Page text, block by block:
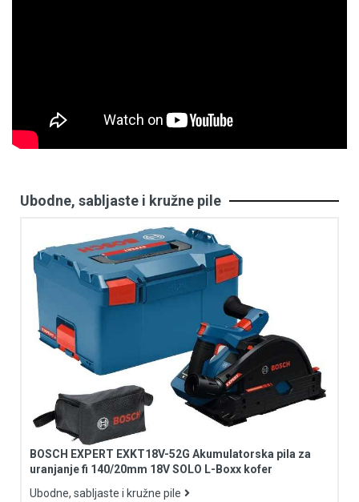
Ubodne, sabljaste i kružne pile
BOSCH EXPERT EXKT18V-52G Akumulatorska pila za
uranjanje fi 140/20mm 18V SOLO L-Boxx kofer
Ubodne, sabljaste i kružne pile